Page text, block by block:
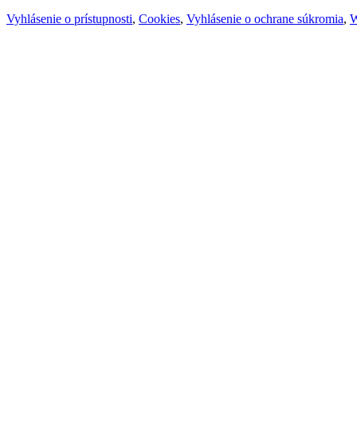
Vyhlásenie o prístupnosti, Cookies, Vyhlásenie o ochrane súkromia,